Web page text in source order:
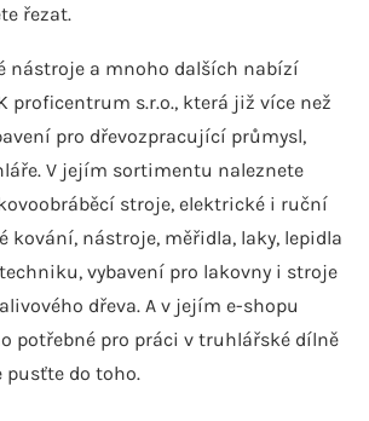
řezat.
nástroje a mnoho dalších nabízí
proficentrum s.r.o., která již více než
pro dřevozpracující průmysl,
V jejím sortimentu naleznete
stroje, elektrické i ruční
kování, nástroje, měřidla, laky, lepidla
vybavení pro lakovny i stroje
dřeva. A v jejím e-shopu
potřebné pro práci v truhlářské dílně
pusťte do toho.